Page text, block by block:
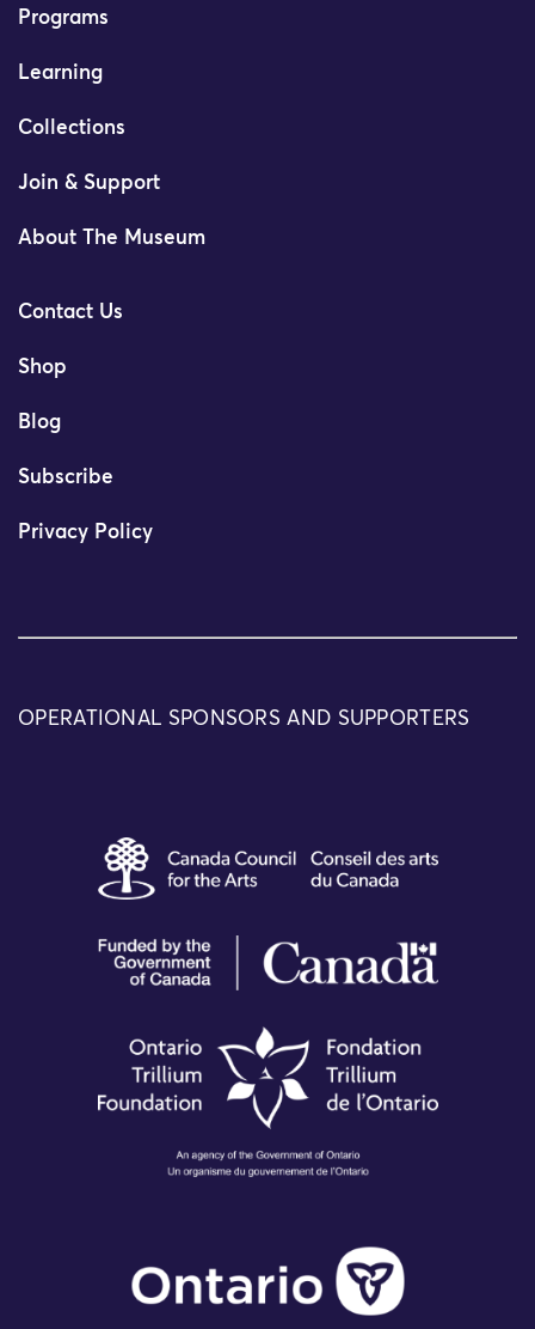
Programs
Learning
Collections
Join & Support
About The Museum
Contact Us
Shop
Blog
Subscribe
Privacy Policy
OPERATIONAL SPONSORS AND SUPPORTERS